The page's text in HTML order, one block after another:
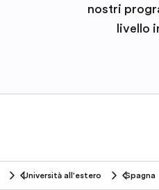
nostri
livello
Università all'estero Spagna